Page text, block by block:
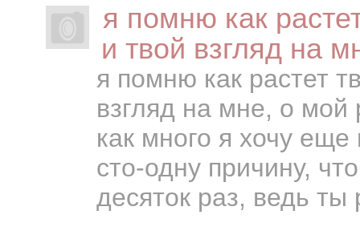
я помню как
и твой взгляд на
я помню как растет
взгляд на мне, о
как много я хочу еще
сто-одну причину,
десяток раз, ведь